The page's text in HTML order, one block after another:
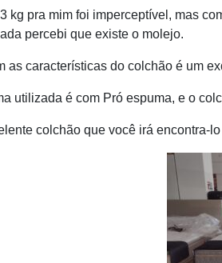
kg pra mim foi imperceptível, mas
percebi que existe o molejo.
as características do colchão é um
utilizada é com Pró espuma, e o
colchão que você irá encontra-